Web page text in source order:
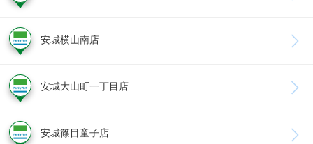
安城横山南店
安城大山町一丁目店
安城篠目童子店